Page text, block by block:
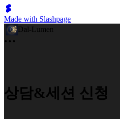
Made with Slashpage
Dal-Lumen
상담&세션 신청